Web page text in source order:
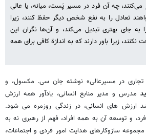
چه آن فرد در مسیر پَست، میانه، یا عالی
تعادل را به نفع شخص دیگر حفظ کنند، زیرا
به جای بهتری تبدیل می‌کند، و آن‌ها نگران این
زیرا باور دارند که به اندازة کافی برای همه
تجاری در مسیرعالی» نوشته جان سی. مکسول، و
مدرس و مدیر منابع انسانی، یادآور همه ارزش
ارزش های انسانی، در زندگی روزمره می شود.
و توسعه آن به همه افراد، فهم از رهبری نه به
مجموعه سازوکارهای هدایت امور فردی و اجتماعات،